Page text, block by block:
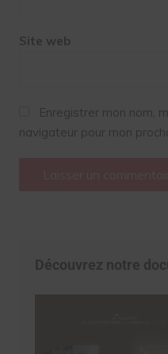
Site web
Enregistrer mon nom,
navigateur pour mon
Découvrez notre